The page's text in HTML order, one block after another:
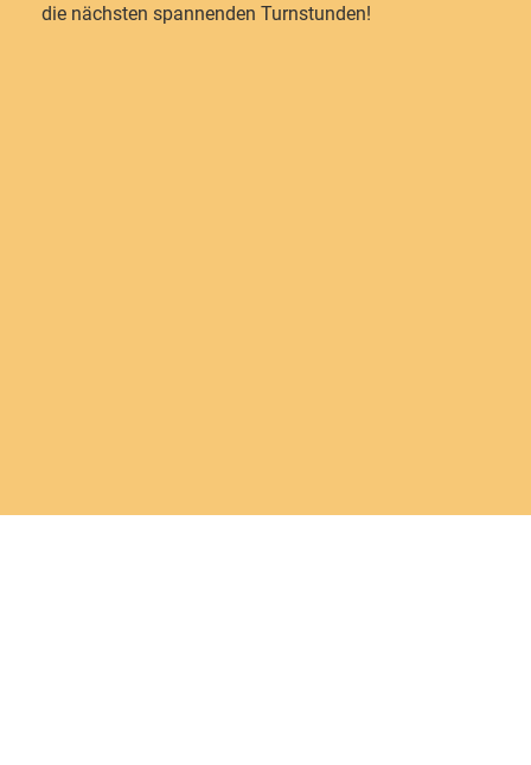
die nächsten spannenden Turnstunden!